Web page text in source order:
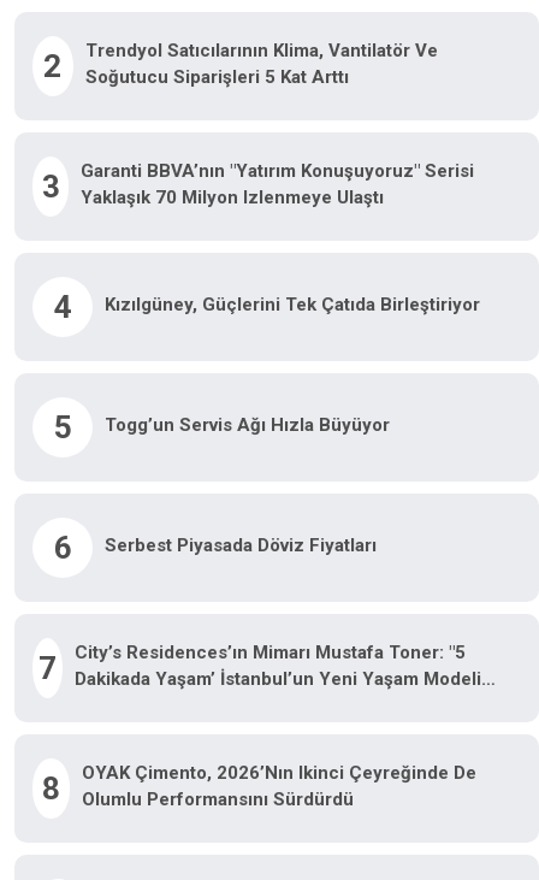
2
Trendyol Satıcılarının Klima, Vantilatör Ve
Soğutucu Siparişleri 5 Kat Arttı
3
Garanti BBVA’nın "Yatırım Konuşuyoruz" Serisi
Yaklaşık 70 Milyon Izlenmeye Ulaştı
4 Kızılgüney, Güçlerini Tek Çatıda Birleştiriyor
5 Togg’un Servis Ağı Hızla Büyüyor
6 Serbest Piyasada Döviz Fiyatları
7
City’s Residences’ın Mimarı Mustafa Toner: "5
Dakikada Yaşam’ İstanbul’un Yeni Yaşam Modeli
8
OYAK Çimento, 2026’nın Ikinci Çeyreğinde De
Olumlu Performansını Sürdürdü